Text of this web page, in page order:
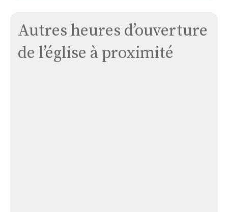
Autres heures d’ouverture
de l’église à proximité